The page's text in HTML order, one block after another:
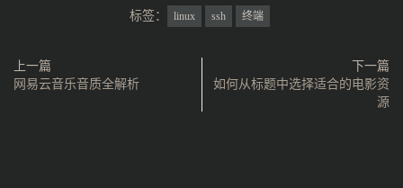
标签： linux ssh 终端
上一篇
网易云音乐音质全解析
下一篇
如何从标题中选择适合的电影资
源